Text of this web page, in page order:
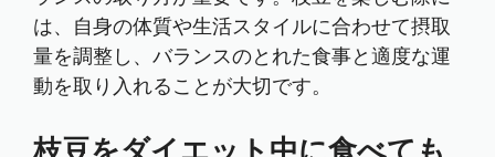
は、自身の体質や生活スタイルに合わせて摂取
量を調整し、バランスのとれた食事と適度な運
動を取り入れることが大切です。